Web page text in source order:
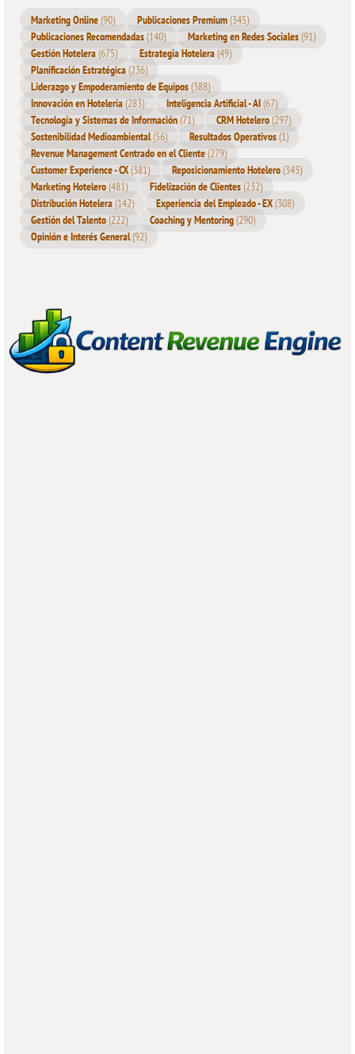
Marketing Online(90) Publicaciones Premium(345)
Publicaciones Recomendadas(140) Marketing en Redes Sociales(91)
Gestión Hotelera(675) Estrategia Hotelera(49)
Planificación Estratégica(236)
Liderazgo y Empoderamiento de Equipos(388)
Innovación en Hotelería(283) Inteligencia Artificial - AI(67)
Tecnología y Sistemas de Información(71) CRM Hotelero(297)
Sostenibilidad Medioambiental(56) Resultados Operativos(1)
Revenue Management Centrado en el Cliente(279)
Customer Experience - CX(381) Reposicionamiento Hotelero(343)
Marketing Hotelero(481) Fidelización de Clientes(232)
Distribución Hotelera(142) Experiencia del Empleado - EX(308)
Gestión del Talento(222) Coaching y Mentoring(290)
Opinión e Interés General(92)